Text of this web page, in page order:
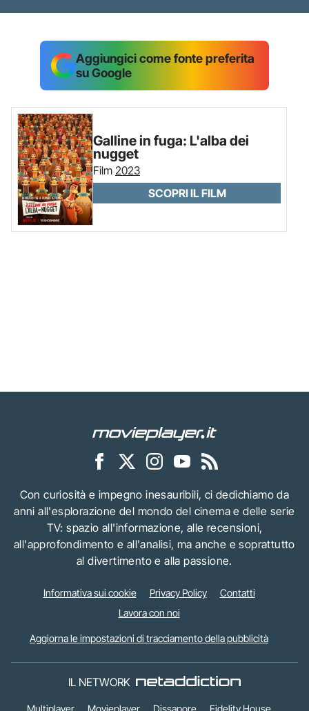
Aggiungici come fonte preferita
su Google
Galline in fuga: L'alba dei
nugget
Film 2023
SCOPRI IL FILM
Con curiosità e impegno inesauribili, ci dedichiamo da
anni all'esplorazione del mondo del cinema e delle serie
TV: spazio all'informazione, alle recensioni,
all'approfondimento e all'analisi, ma anche e soprattutto
al divertimento e alla passione.
Informativa sui cookie Privacy Policy
Contatti
Lavora con noi
Aggiorna le impostazioni di tracciamento della pubblicità
IL NETWORK